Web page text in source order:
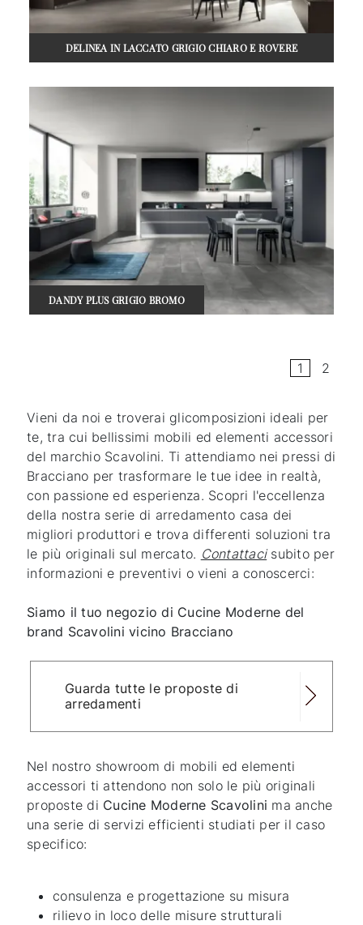
DELINEA IN LACCATO GRIGIO CHIARO E ROVERE
DANDY PLUS GRIGIO BROMO
1 2
Vieni da noi e troverai glicomposizioni ideali per
te, tra cui bellissimi mobili ed elementi accessori
del marchio Scavolini. Ti attendiamo nei pressi di
Bracciano per trasformare le tue idee in realtà,
con passione ed esperienza. Scopri l'eccellenza
della nostra serie di arredamento casa dei
migliori produttori e trova differenti soluzioni tra
le più originali sul mercato. Contattacisubito per
informazioni e preventivi o vieni a conoscerci:
Siamo il tuo negozio di Cucine Moderne del
brand Scavolini vicino Bracciano
Guarda tutte le proposte di
arredamenti
Nel nostro showroom di mobili ed elementi
accessori ti attendono non solo le più originali
proposte di Cucine Moderne Scavolini ma anche
una serie di servizi efficienti studiati per il caso
specifico:
consulenza e progettazione su misura
rilievo in loco delle misure strutturali